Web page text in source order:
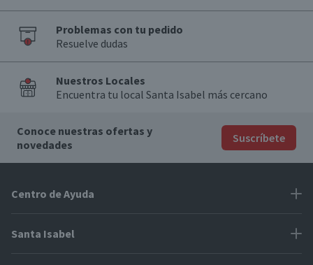
Problemas con tu pedido
Resuelve dudas
Nuestros Locales
Encuentra tu local Santa Isabel más cercano
Conoce nuestras ofertas y
novedades
Suscríbete
Centro de Ayuda
Problemas con tu pedido
Santa Isabel